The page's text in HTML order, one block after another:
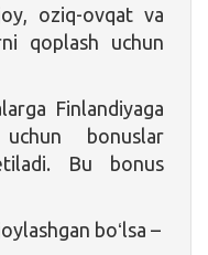
oziq-ovqat va
qoplash uchun
Finlandiyaga
bonuslar
Bu bonus
boʻlsa –